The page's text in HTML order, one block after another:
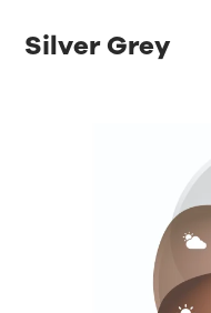
Silver Grey